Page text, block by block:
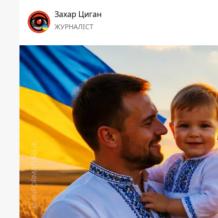
Захар Циган
ЖУРНАЛІСТ